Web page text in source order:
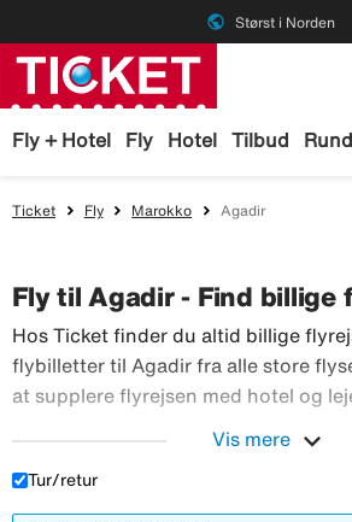
public Størst i Norden
Fly + Hotel Fly Hotel Tilbud
Ticket Fly Marokko Agadir
Fly til Agadir - Find billige
Hos Ticket finder du altid billige
flybilletter til Agadir fra alle store
at supplere flyrejsen med hotel og
Vis mere expand_more
Tur/retur